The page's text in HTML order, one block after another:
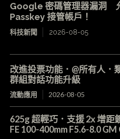
Google 密碼管理器漏洞
Passkey 接管帳戶！
科技新聞 2026-08-05
改進投票功能．@所有人
群組對話功能升級
流動應用 2026-08-05
625g 超輕巧．支援 2x 增
FE 100-400mm F5.6-8.0 GM